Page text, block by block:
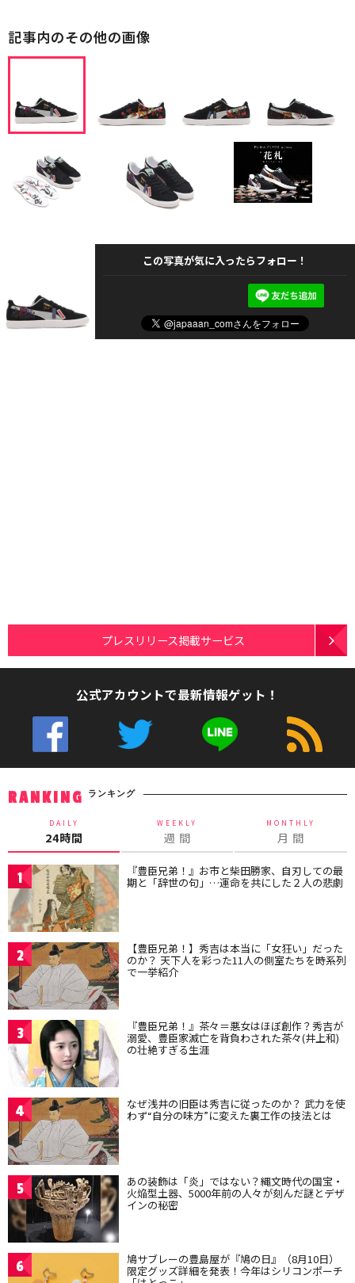
記事内のその他の画像
この写真が気に入ったらフォロー！
プレスリリース掲載サービス
公式アカウントで最新情報ゲット！
RANKING ランキング
DAILY
24時間
WEEKLY
週 間
MONTHLY
月 間
1 『豊臣兄弟！』お市と柴田勝家、自刃しての最
期と「辞世の句」…運命を共にした２人の悲劇
2 【豊臣兄弟！】秀吉は本当に「女狂い」だった
のか？ 天下人を彩った11人の側室たちを時系列
で一挙紹介
3 『豊臣兄弟！』茶々＝悪女はほぼ創作？秀吉が
溺愛、豊臣家滅亡を背負わされた茶々(井上和)
の壮絶すぎる生涯
4 なぜ浅井の旧臣は秀吉に従ったのか？ 武力を使
わず“自分の味方”に変えた裏工作の技法とは
5 あの装飾は「炎」ではない？縄文時代の国宝・
火焔型土器、5000年前の人々が刻んだ謎とデザ
インの秘密
6 鳩サブレーの豊島屋が『鳩の日』（8月10日）
限定グッズ詳細を発表！今年はシリコンポーチ